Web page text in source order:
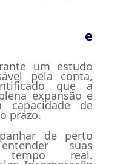
e
um estudo
pela conta,
que a
expansão e
capacidade de
prazo.
de perto
suas
tempo real.